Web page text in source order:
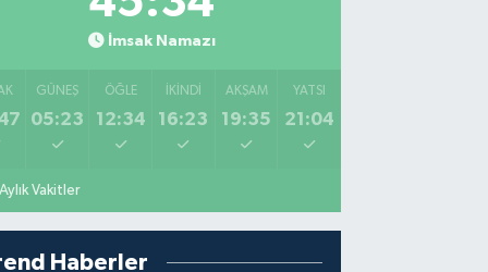
İmsak Namazı
GÜNEŞ
05:23
ÖĞLE
12:34
İKINDI
16:23
AKŞAM
19:35
YATSI
21:04
Aylık Vakitler
Haberler